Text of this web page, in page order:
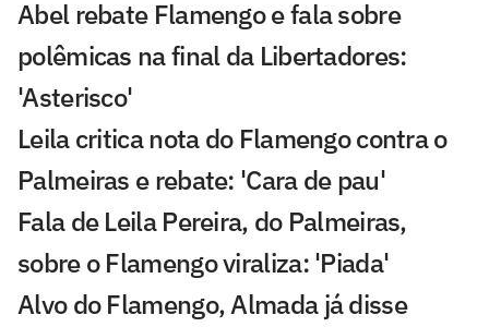
Abel rebate Flamengo e fala sobre
polêmicas na final da Libertadores:
'Asterisco'
Leila critica nota do Flamengo contra o
Palmeiras e rebate: 'Cara de pau'
Fala de Leila Pereira, do Palmeiras,
sobre o Flamengo viraliza: 'Piada'
Alvo do Flamengo, Almada já disse